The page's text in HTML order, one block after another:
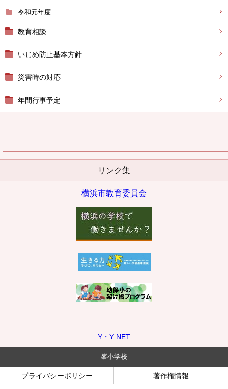
令和元年度
教育相談
いじめ防止基本方針
災害時の対応
年間行事予定
リンク集
横浜市教育委員会
Y・Y NET
峯小学校
プライバシーポリシー 著作権情報